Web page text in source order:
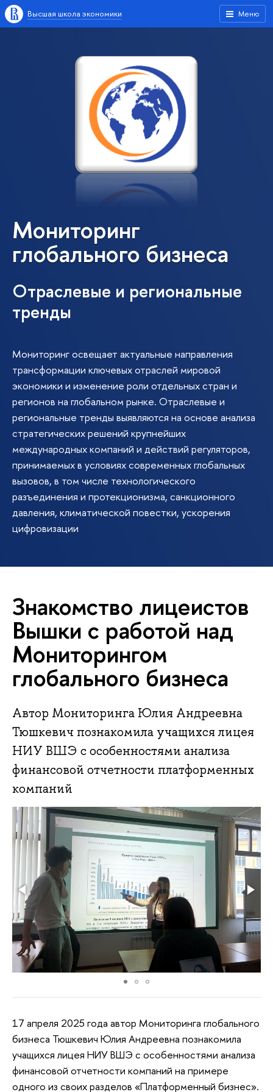
Меню
Высшая школа экономики
Мониторинг
глобального бизнеса
Отраслевые и региональные
тренды
Мониторинг освещает актуальные направления
трансформации ключевых отраслей мировой
экономики и изменение роли отдельных стран и
регионов на глобальном рынке. Отраслевые и
региональные тренды выявляются на основе анализа
стратегических решений крупнейших
международных компаний и действий регуляторов,
принимаемых в условиях современных глобальных
вызовов, в том числе технологического
разъединения и протекционизма, санкционного
давления, климатической повестки, ускорения
цифровизации
Знакомство лицеистов
Вышки с работой над
Мониторингом
глобального бизнеса
Автор Мониторинга Юлия Андреевна
Тюшкевич познакомила учащихся лицея
НИУ ВШЭ с особенностями анализа
финансовой отчетности платформенных
компаний
17 апреля 2025 года автор Мониторинга глобального
бизнеса Тюшкевич Юлия Андреевна познакомила
учащихся лицея НИУ ВШЭ с особенностями анализа
финансовой отчетности компаний на примере
одного из своих разделов «Платформенный бизнес».